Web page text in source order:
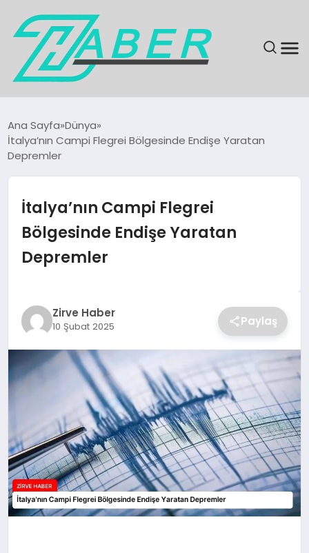
GÜNDEM
MAGAZIN
EĞITIM
SAĞLIK
SPOR
Ana Sayfa Dünya
İtalya’nın Campi Flegrei Bölgesinde Endişe Yaratan
Depremler
İtalya’nın Campi Flegrei
Bölgesinde Endişe Yaratan
Depremler
Zirve Haber
10 Şubat 2025 Paylaş